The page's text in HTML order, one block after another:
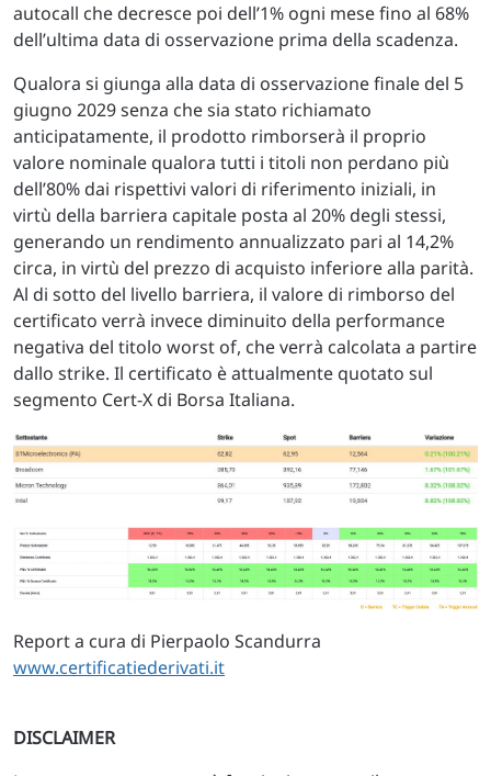
autocall che decresce poi dell’1% ogni mese fino al 68%
dell’ultima data di osservazione prima della scadenza.
Qualora si giunga alla data di osservazione finale del 5
giugno 2029 senza che sia stato richiamato
anticipatamente, il prodotto rimborserà il proprio
valore nominale qualora tutti i titoli non perdano più
dell’80% dai rispettivi valori di riferimento iniziali, in
virtù della barriera capitale posta al 20% degli stessi,
generando un rendimento annualizzato pari al 14,2%
circa, in virtù del prezzo di acquisto inferiore alla parità.
Al di sotto del livello barriera, il valore di rimborso del
certificato verrà invece diminuito della performance
negativa del titolo worst of, che verrà calcolata a partire
dallo strike. Il certificato è attualmente quotato sul
segmento Cert-X di Borsa Italiana.
Report a cura di Pierpaolo Scandurra
www.certificatiederivati.it
DISCLAIMER